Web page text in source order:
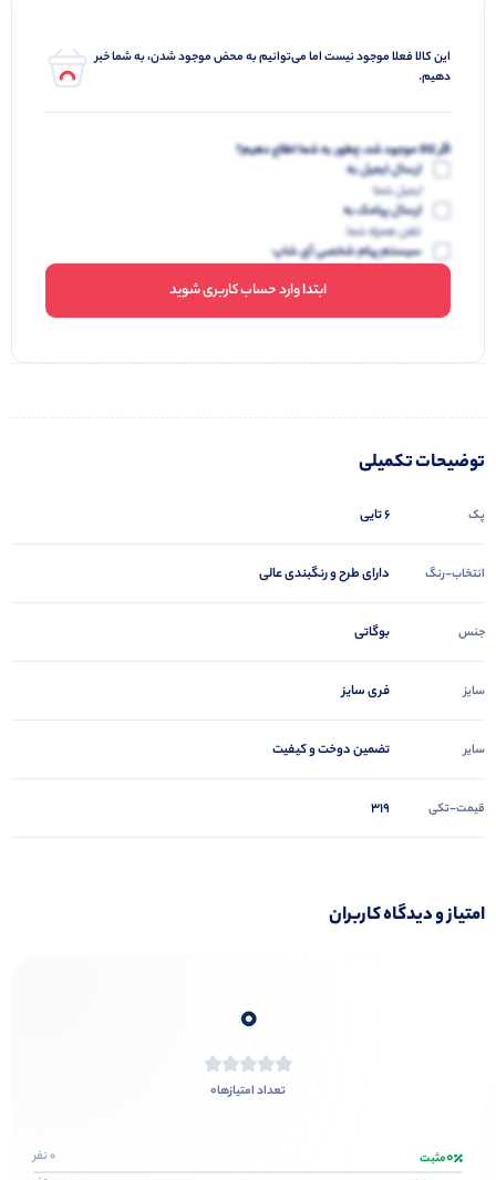
این کالا فعلا موجود نیست اما می‌توانیم به محض موجود شدن، به شما خبر
دهیم.
اگر کالا موجود شد، چطور به شما اطلاع دهیم؟
ارسال ایمیل به
ایمیل شما
ارسال پیامک به
تلفن همراه شما
سیستم پیام شخصی آی شاپ
ابتدا وارد حساب کاربری شوید
توضیحات تکمیلی
پک 6 تایی
انتخاب-رنگ دارای طرح و رنگبندی عالی
جنس بوگاتی
سایز فری سایز
سایر تضمین دوخت و کیفیت
قیمت-تکی 319
امتیاز و دیدگاه کاربران
0
تعداد امتیازها0
0مثبت 0 نفر